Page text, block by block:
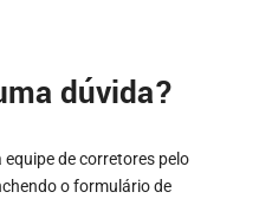
dúvida?
de corretores pelo
o formulário de